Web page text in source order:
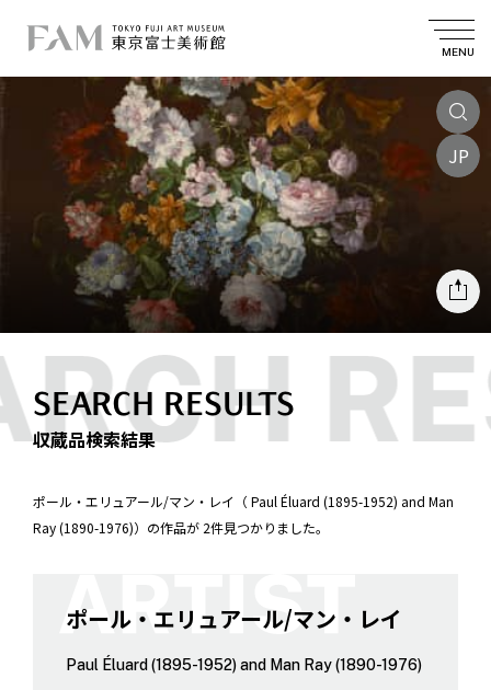
MENU
JP
SEARCH RESULTS
収蔵品検索結果
ポール・エリュアール/マン・レイ（ Paul Éluard (1895-1952) and Man
Ray (1890-1976)）の作品が 2件見つかりました。
ポール・エリュアール/マン・レイ
Paul Éluard (1895-1952) and Man Ray (1890-1976)